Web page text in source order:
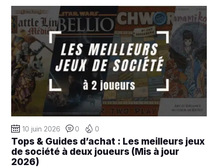
10 juin 2026 0 0
Tops & Guides d’achat : Les meilleurs jeux
de société à deux joueurs (Mis à jour
2026)